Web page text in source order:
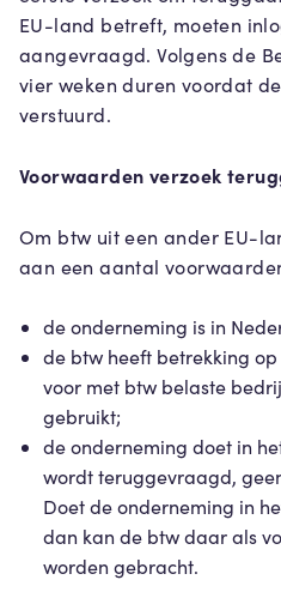
EU-land betreft, moeten
aangevraagd. Volgens de
vier weken duren voordat
verstuurd.
Voorwaarden verzoek
Om btw uit een ander EU-
aan een aantal
de onderneming is in
de btw heeft betrekking
voor met btw belaste
gebruikt;
de onderneming doet in
wordt teruggevraagd,
Doet de onderneming in
dan kan de btw daar als
worden gebracht.